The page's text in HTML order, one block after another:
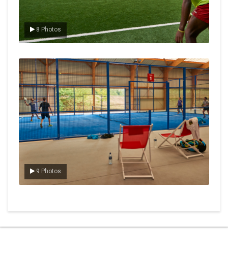
8 Photos
9 Photos
Le padel